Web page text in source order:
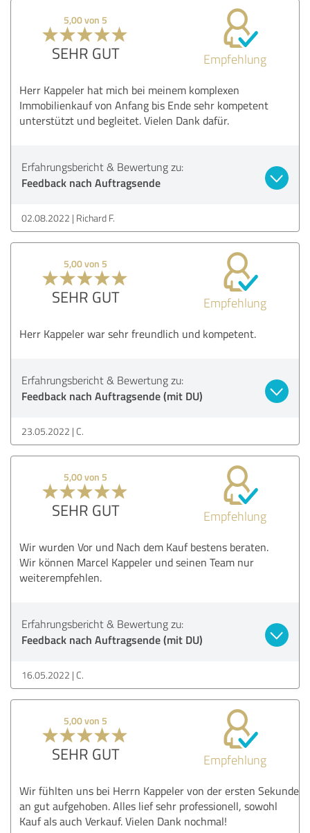
5,00 von 5
SEHR GUT Empfehlung
Herr Kappeler hat mich bei meinem komplexen
Immobilienkauf von Anfang bis Ende sehr kompetent
unterstützt und begleitet. Vielen Dank dafür.
Erfahrungsbericht & Bewertung zu:
Feedback nach Auftragsende
02.08.2022 Richard F.
5,00 von 5
SEHR GUT Empfehlung
Herr Kappeler war sehr freundlich und kompetent.
Erfahrungsbericht & Bewertung zu:
Feedback nach Auftragsende (mit DU)
23.05.2022 C.
5,00 von 5
SEHR GUT Empfehlung
Wir wurden Vor und Nach dem Kauf bestens beraten.
Wir können Marcel Kappeler und seinen Team nur
weiterempfehlen.
Erfahrungsbericht & Bewertung zu:
Feedback nach Auftragsende (mit DU)
16.05.2022 C.
5,00 von 5
SEHR GUT Empfehlung
Wir fühlten uns bei Herrn Kappeler von der ersten Sekunde
an gut aufgehoben. Alles lief sehr professionell, sowohl
Kauf als auch Verkauf. Vielen Dank nochmal!